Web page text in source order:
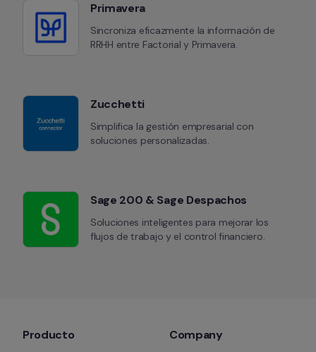
Primavera
Sincroniza eficazmente la información de
RRHH entre Factorial y Primavera.
Zucchetti
Simplifica la gestión empresarial con
soluciones personalizadas.
Sage 200 & Sage Despachos
Soluciones inteligentes para mejorar los
flujos de trabajo y el control financiero.
Producto Company